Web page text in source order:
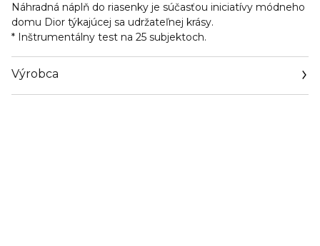
Náhradná náplň do riasenky je súčasťou iniciatívy módneho
domu Dior týkajúcej sa udržateľnej krásy.
* Inštrumentálny test na 25 subjektoch.
Výrobca